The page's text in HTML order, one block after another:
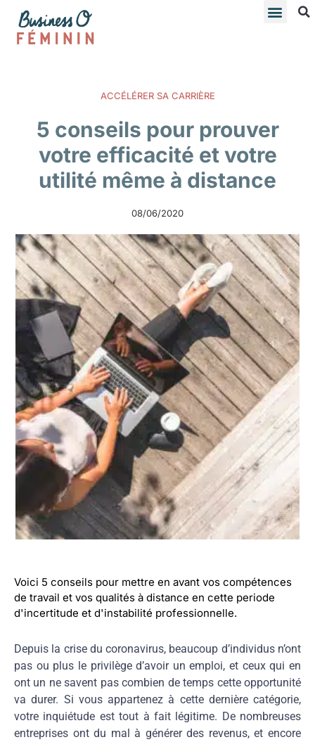
ACCÉLÉRER SA CARRIÈRE
5 conseils pour prouver
votre efficacité et votre
utilité même à distance
08/06/2020
Voici 5 conseils pour mettre en avant vos compétences
de travail et vos qualités à distance en cette periode
d'incertitude et d'instabilité professionnelle.
Depuis la crise du coronavirus, beaucoup d’individus n’ont
pas ou plus le privilège d’avoir un emploi, et ceux qui en
ont un ne savent pas combien de temps cette opportunité
va durer. Si vous appartenez à cette dernière catégorie,
votre inquiétude est tout à fait légitime. De nombreuses
entreprises ont du mal à générer des revenus, et encore